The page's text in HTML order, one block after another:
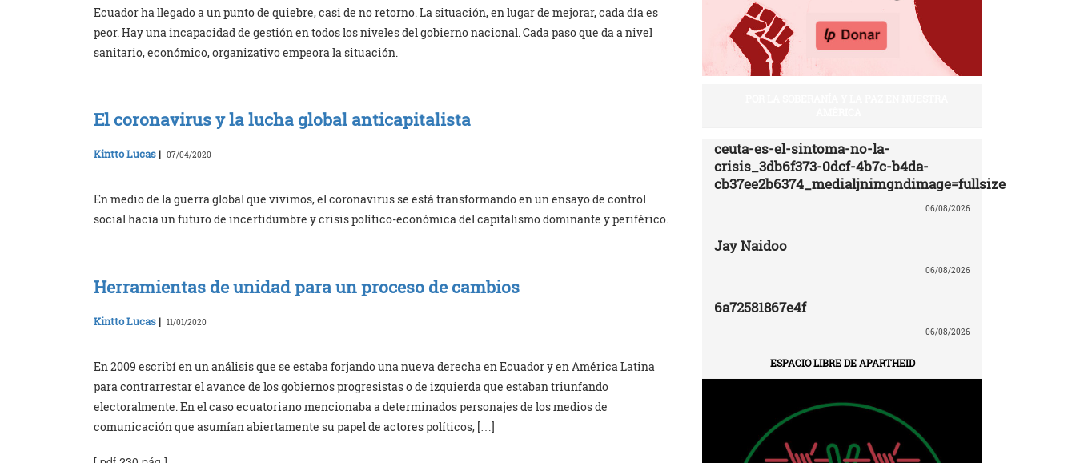
Ecuador ha llegado a un punto de quiebre, casi de no retorno. La situación, en lugar de mejorar, cada día es
peor. Hay una incapacidad de gestión en todos los niveles del gobierno nacional. Cada paso que da a nivel
sanitario, económico, organizativo empeora la situación.
El coronavirus y la lucha global anticapitalista
Kintto Lucas | 07/04/2020
En medio de la guerra global que vivimos, el coronavirus se está transformando en un ensayo de control
social hacia un futuro de incertidumbre y crisis político-económica del capitalismo dominante y periférico.
Herramientas de unidad para un proceso de cambios
Kintto Lucas | 11/01/2020
En 2009 escribí en un análisis que se estaba forjando una nueva derecha en Ecuador y en América Latina
para contrarrestar el avance de los gobiernos progresistas o de izquierda que estaban triunfando
electoralmente. En el caso ecuatoriano mencionaba a determinados personajes de los medios de
comunicación que asumían abiertamente su papel de actores políticos, […]
ceuta-es-el-sintoma-no-la-
crisis_3db6f373-0dcf-4b7c-b4da-
cb37ee2b6374_medialjnimgndimage=fullsize
06/08/2026
Jay Naidoo
06/08/2026
6a72581867e4f
06/08/2026
ESPACIO LIBRE DE APARTHEID